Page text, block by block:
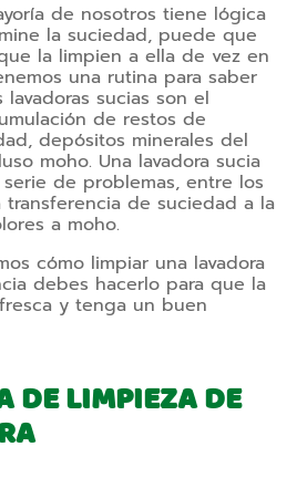
de nosotros tiene lógica
la suciedad, puede que
la limpien a ella de vez en
una rutina para saber
lavadoras sucias son el
de restos de
depósitos minerales del
moho. Una lavadora sucia
de problemas, entre los
de suciedad a la
a moho.
cómo limpiar una lavadora
debes hacerlo para que la
y tenga un buen
DE LIMPIEZA DE